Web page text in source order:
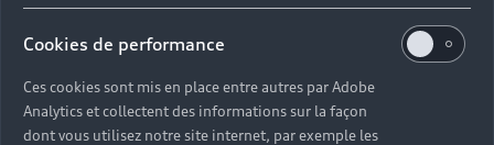
Cookies de performance
Ces cookies sont mis en place entre autres par Adobe
Analytics et collectent des informations sur la façon
dont vous utilisez notre site internet, par exemple les